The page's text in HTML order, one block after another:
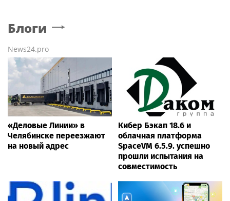
Блоги
News24.pro
«Деловые Линии» в
Челябинске переезжают
на новый адрес
Кибер Бэкап 18.6 и
облачная платформа
SpaceVM 6.5.9. успешно
прошли испытания на
совместимость